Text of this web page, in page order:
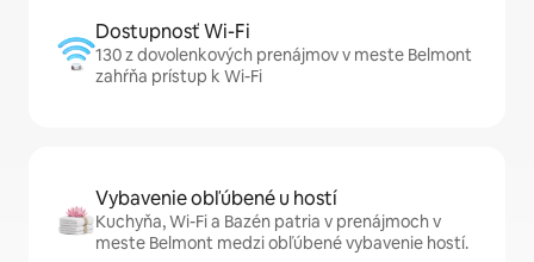
Dostupnosť Wi-Fi
130 z dovolenkových prenájmov v meste Belmont
zahŕňa prístup k Wi-Fi
Vybavenie obľúbené u hostí
Kuchyňa, Wi-Fi a Bazén patria v prenájmoch v
meste Belmont medzi obľúbené vybavenie hostí.